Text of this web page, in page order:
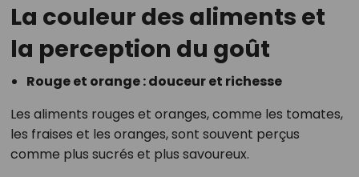
La couleur des aliments et
la perception du goût
Rouge et orange : douceur et richesse
Les aliments rouges et oranges, comme les tomates,
les fraises et les oranges, sont souvent perçus
comme plus sucrés et plus savoureux.